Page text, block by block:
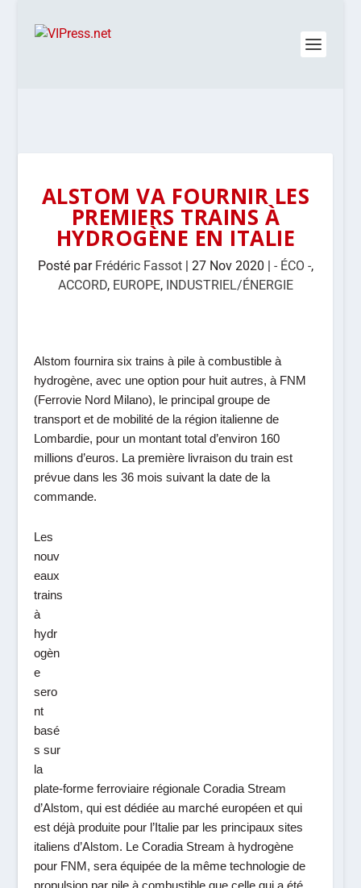
ALSTOM VA FOURNIR LES
PREMIERS TRAINS À
HYDROGÈNE EN ITALIE
Posté par Frédéric Fassot| 27 Nov 2020 | - ÉCO -,
ACCORD, EUROPE, INDUSTRIEL/ÉNERGIE
Alstom fournira six trains à pile à combustible à
hydrogène, avec une option pour huit autres, à FNM
(Ferrovie Nord Milano), le principal groupe de
transport et de mobilité de la région italienne de
Lombardie, pour un montant total d’environ 160
millions d’euros. La première livraison du train est
prévue dans les 36 mois suivant la date de la
commande.
Les
nouv
eaux
trains
à
hydr
ogèn
e
sero
nt
basé
s sur
la
plate-forme ferroviaire régionale Coradia Stream
d’Alstom, qui est dédiée au marché européen et qui
est déjà produite pour l’Italie par les principaux sites
italiens d’Alstom. Le Coradia Stream à hydrogène
pour FNM, sera équipée de la même technologie de
propulsion par pile à combustible que celle qui a été